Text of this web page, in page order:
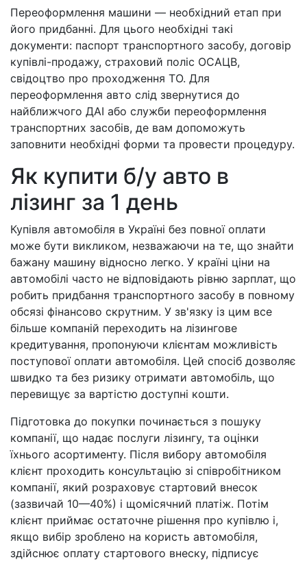
Переоформлення машини — необхідний етап при
його придбанні. Для цього необхідні такі
документи: паспорт транспортного засобу, договір
купівлі-продажу, страховий поліс ОСАЦВ,
свідоцтво про проходження ТО. Для
переоформлення авто слід звернутися до
найближчого ДАІ або служби переоформлення
транспортних засобів, де вам допоможуть
заповнити необхідні форми та провести процедуру.
Як купити б/у авто в
лізинг за 1 день
Купівля автомобіля в Україні без повної оплати
може бути викликом, незважаючи на те, що знайти
бажану машину відносно легко. У країні ціни на
автомобілі часто не відповідають рівню зарплат, що
робить придбання транспортного засобу в повному
обсязі фінансово скрутним. У зв'язку із цим все
більше компаній переходить на лізингове
кредитування, пропонуючи клієнтам можливість
поступової оплати автомобіля. Цей спосіб дозволяє
швидко та без ризику отримати автомобіль, що
перевищує за вартістю доступні кошти.
Підготовка до покупки починається з пошуку
компанії, що надає послуги лізингу, та оцінки
їхнього асортименту. Після вибору автомобіля
клієнт проходить консультацію зі співробітником
компанії, який розраховує стартовий внесок
(зазвичай 10—40%) і щомісячний платіж. Потім
клієнт приймає остаточне рішення про купівлю і,
якщо вибір зроблено на користь автомобіля,
здійснює оплату стартового внеску, підписує